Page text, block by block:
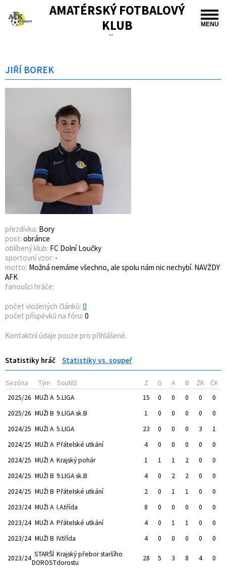
MENU
AMATÉRSKÝ FOTBALOVÝ
KLUB
TIŠNOV
JIŘÍ BOREK
přezdívka: Bory
post: obránce
oblíbený klub: FC Dolní Loučky
sportovní vzor: -
motto: Možná nemáme všechno, ale spolu nám nic nechybí. NAVŽDY
AFK
fanoušci hráče:
počet vložených článků: 0
počet příspěvků na fóru: 0
Kontaktní údaje pouze pro přihlášené.
Statistiky hráč Statistiky vs. soupeř
Sezóna Tým Soutěž Z G A B ŽK
ČK
2025/26 MUŽI A 5.LIGA 15 0 0 0 0
0
2025/26 MUŽI B 9.LIGA sk.B 1 0 0 0 0
0
2024/25 MUŽI A 5.LIGA 23 0 0 0 3
1
2024/25 MUŽI A Přátelské utkání 4 0 0 0 0
0
2024/25 MUŽI A Krajský pohár 1 1 1 2 0
0
2024/25 MUŽI B 9.LIGA sk.B 4 0 2 2 0
0
2024/25 MUŽI B Přátelské utkání 2 0 1 1 0
0
2023/24 MUŽI A I.A.třída 8 0 0 0 0
0
2023/24 MUŽI A Přátelské utkání 4 0 1 1 0
0
2023/24 MUŽI B IV.třída 4 0 0 0 0 0
2023/24 STARŠÍ
DOROST
Krajský přebor staršího
dorostu
28 5 3 8 4 0